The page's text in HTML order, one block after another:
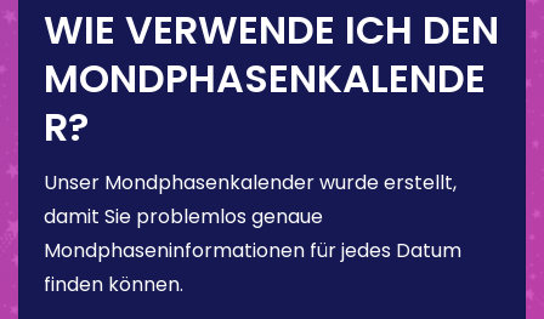
WIE VERWENDE ICH DEN
MONDPHASENKALENDE
R?
Unser Mondphasenkalender wurde erstellt,
damit Sie problemlos genaue
Mondphaseninformationen für jedes Datum
finden können.